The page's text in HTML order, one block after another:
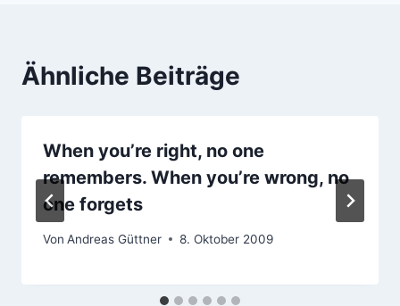
Ähnliche Beiträge
When you’re right, no one
remembers. When you’re wrong, no
one forgets
Von Andreas Güttner 8. Oktober 2009